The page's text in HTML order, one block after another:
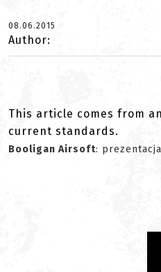
08.06.2015
Author:
This article comes from
current standards.
Booligan Airsoft: